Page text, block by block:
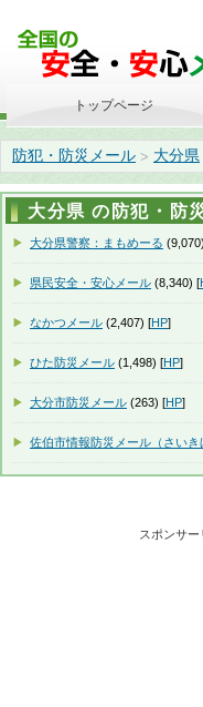
防犯・防災メール > 大分県
トップページ
大分県 の防犯・防
大分県警察：まもめーる
県民安全・安心メール (8,340) [
なかつメール (2,407) [HP]
ひた防災メール (1,498) [HP]
大分市防災メール (263) [HP]
佐伯市情報防災メール（さいき
スポンサー